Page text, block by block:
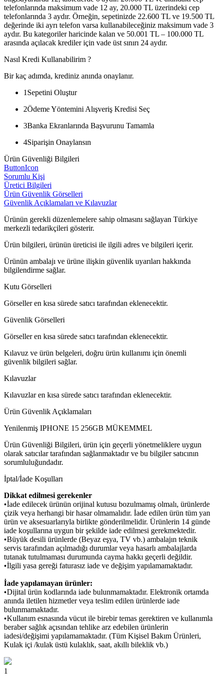
telefonlarında maksimum vade 12 ay, 20.000 TL üzerindeki cep
telefonlarında 3 aydır. Örneğin, sepetinizde 22.600 TL ve 19.500 TL
değerinde iki ayrı telefon varsa kullanabileceğiniz maksimum vade 3
aydır. Bu kategoriler haricinde kalan ve 50.001 TL – 100.000 TL
arasında açılacak krediler için vade üst sınırı 24 aydır.
Nasıl Kredi Kullanabilirim ?
Bir kaç adımda, krediniz anında onaylanır.
1 Sepetini Oluştur
2Ödeme Yöntemini Alışveriş Kredisi Seç
3Banka Ekranlarında Başvurunu Tamamla
4Siparişin Onaylansın
Ürün Güvenliği Bilgileri
ButtonIcon
Sorumlu Kişi
Üretici Bilgileri
Ürün Güvenlik Görselleri
Güvenlik Açıklamaları ve Kılavuzlar
Ürünün gerekli düzenlemelere sahip olmasını sağlayan Türkiye
merkezli tedarikçileri gösterir.
Ürün bilgileri, ürünün üreticisi ile ilgili adres ve bilgileri içerir.
Ürünün ambalajı ve ürüne ilişkin güvenlik uyarıları hakkında
bilgilendirme sağlar.
Kutu Görselleri
Görseller en kısa sürede satıcı tarafından eklenecektir.
Güvenlik Görselleri
Görseller en kısa sürede satıcı tarafından eklenecektir.
Kılavuz ve ürün belgeleri, doğru ürün kullanımı için önemli
güvenlik bilgileri sağlar.
Kılavuzlar
Kılavuzlar en kısa sürede satıcı tarafından eklenecektir.
Ürün Güvenlik Açıklamaları
Yenilenmiş IPHONE 15 256GB MÜKEMMEL
Ürün Güvenliği Bilgileri, ürün için geçerli yönetmeliklere uygun
olarak satıcılar tarafından sağlanmaktadır ve bu bilgiler satıcının
sorumluluğundadır.
İptal/İade Koşulları
Dikkat edilmesi gerekenler
•İade edilecek ürünün orijinal kutusu bozulmamış olmalı, ürünlerde
çizik veya herhangi bir hasar olmamalıdır. İade edilen ürün tüm yan
ürün ve aksesuarlarıyla birlikte gönderilmelidir. Ürünlerin 14 günde
iade koşullarına uygun bir şekilde iade edilmesi gerekmektedir.
•Büyük desili ürünlerde (Beyaz eşya, TV vb.) ambalajın teknik
servis tarafından açılmadığı durumlar veya hasarlı ambalajlarda
tutanak tutulmaması durumunda cayma hakkı geçerli değildir.
•İlgili yasa gereği faturasız iade ve değişim yapılamamaktadır.
İade yapılamayan ürünler:
•Dijital ürün kodlarında iade bulunmamaktadır. Elektronik ortamda
anında iletilen hizmetler veya teslim edilen ürünlerde iade
bulunmamaktadır.
•Kullanım esnasında vücut ile birebir temas gerektiren ve kullanımla
beraber sağlık açısından tehlike arz edebilen ürünlerin
iadesi/değişimi yapılamamaktadır. (Tüm Kişisel Bakım Ürünleri,
Kulak içi /kulak üstü kulaklık, saat, akıllı bileklik vb.)
1